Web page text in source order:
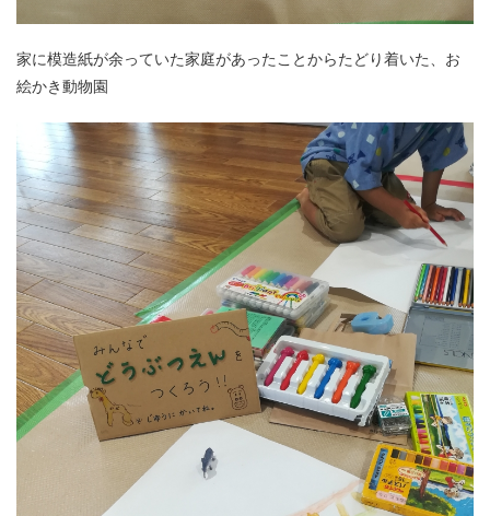
家に模造紙が余っていた家庭があったことからたどり着いた、お
絵かき動物園